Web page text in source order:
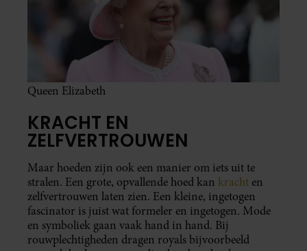
Queen Elizabeth
KRACHT EN
ZELFVERTROUWEN
Maar hoeden zijn ook een manier om iets uit te
stralen. Een grote, opvallende hoed kan kracht en
zelfvertrouwen laten zien. Een kleine, ingetogen
fascinator is juist wat formeler en ingetogen. Mode
en symboliek gaan vaak hand in hand. Bij
rouwplechtigheden dragen royals bijvoorbeeld